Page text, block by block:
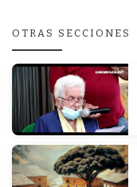
OTRAS SECCIONES